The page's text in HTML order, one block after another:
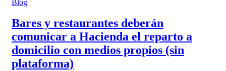
Blog
Bares y restaurantes deberán
comunicar a Hacienda el reparto a
domicilio con medios propios (sin
plataforma)